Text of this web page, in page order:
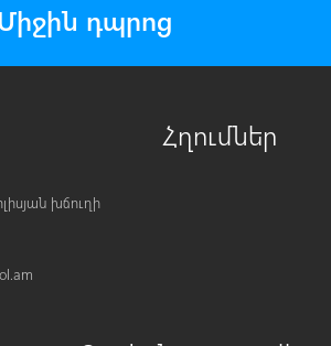
դպրոց
խճուղի
Հղումներ